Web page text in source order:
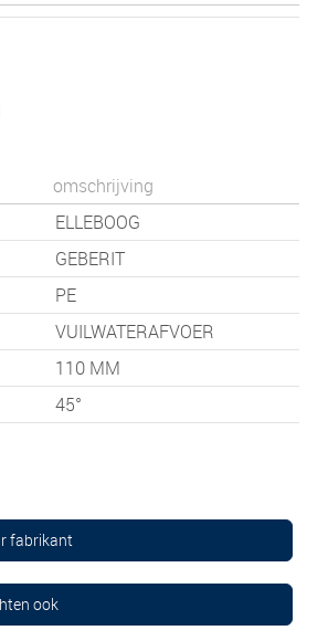
omschrijving
ELLEBOOG
GEBERIT
PE
VUILWATERAFVOER
110 MM
45°
fabrikant
ook